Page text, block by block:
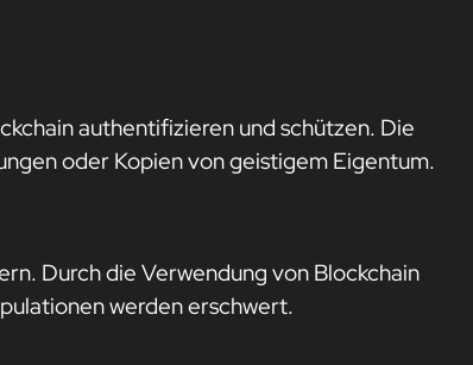
authentifizieren und schützen. Die
oder Kopien von geistigem Eigentum.
Durch die Verwendung von Blockchain
werden erschwert.